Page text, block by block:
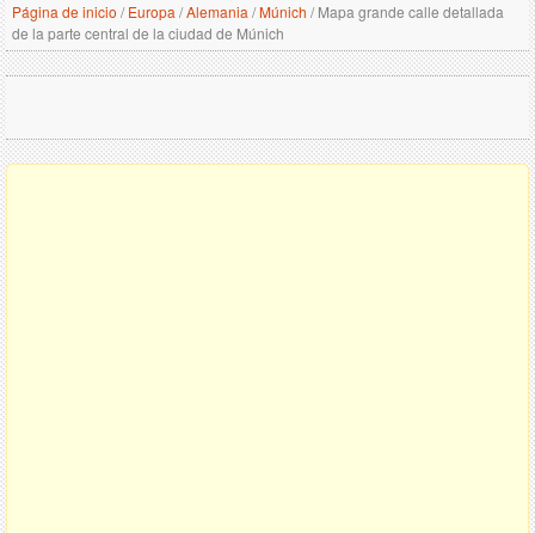
Página de inicio / Europa /Alemania /Múnich /Mapa grande calle detallada
de la parte central de la ciudad de Múnich